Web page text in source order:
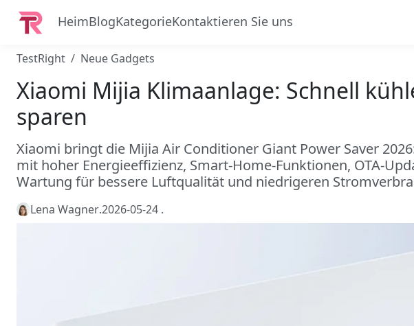
HeimBlogKategorieKontaktieren Sie uns
TestRight Neue Gadgets
Xiaomi Mijia Klimaanlage: Schnell
sparen
Xiaomi bringt die Mijia Air Conditioner Giant Power Saver
mit hoher Energieeffizienz, Smart-Home-Funktionen, OTA-
Wartung für bessere Luftqualität und niedrigeren
Lena Wagner.2026-05-24 .